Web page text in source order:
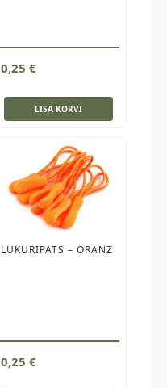
0,25 €
LISA KORVI
LUKURIPATS – ORANZ
0,25 €